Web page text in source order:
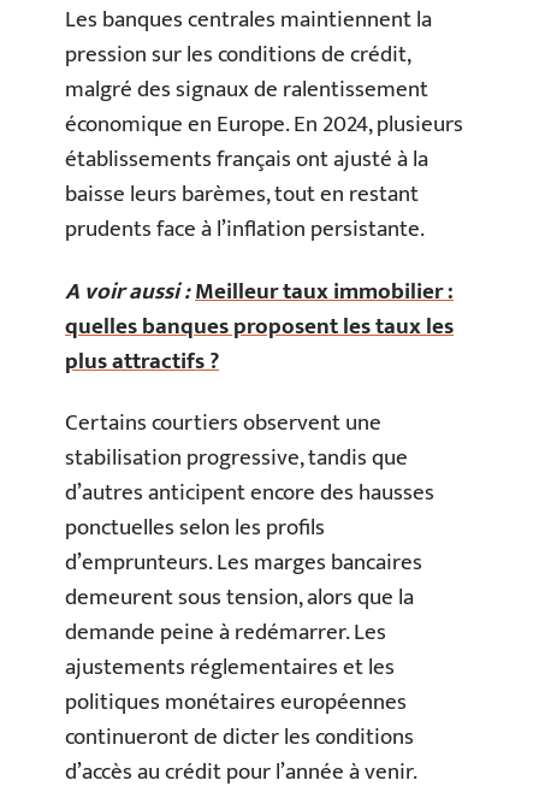
Les banques centrales maintiennent la
pression sur les conditions de crédit,
malgré des signaux de ralentissement
économique en Europe. En 2024, plusieurs
établissements français ont ajusté à la
baisse leurs barèmes, tout en restant
prudents face à l’inflation persistante.
A voir aussi :Meilleur taux immobilier :
quelles banques proposent les taux les
plus attractifs ?
Certains courtiers observent une
stabilisation progressive, tandis que
d’autres anticipent encore des hausses
ponctuelles selon les profils
d’emprunteurs. Les marges bancaires
demeurent sous tension, alors que la
demande peine à redémarrer. Les
ajustements réglementaires et les
politiques monétaires européennes
continueront de dicter les conditions
d’accès au crédit pour l’année à venir.